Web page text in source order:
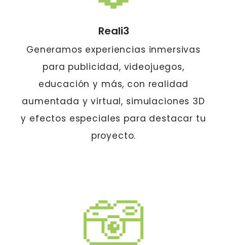
Reali3
Generamos experiencias inmersivas
para publicidad, videojuegos,
educación y más, con realidad
aumentada y virtual, simulaciones 3D
y efectos especiales para destacar tu
proyecto.